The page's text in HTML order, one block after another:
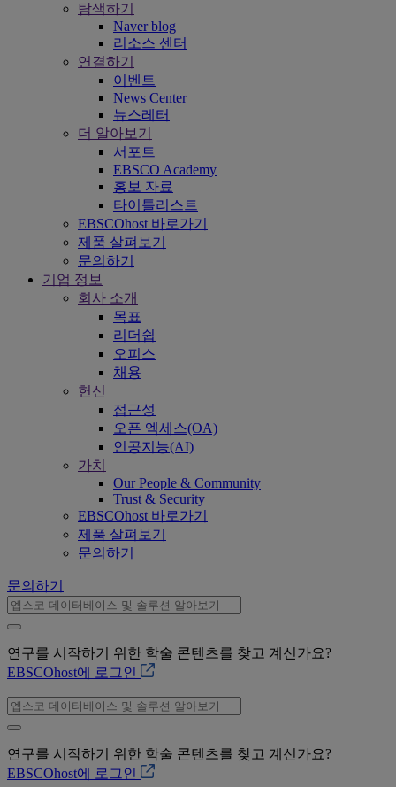
탐색하기
Naver blog
리소스 센터
연결하기
이벤트
News Center
뉴스레터
더 알아보기
서포트
EBSCO Academy
홍보 자료
타이틀리스트
EBSCOhost 바로가기
제품 살펴보기
문의하기
기업 정보
회사 소개
목표
리더쉽
오피스
채용
헌신
접근성
오픈 엑세스(OA)
인공지능(AI)
가치
Our People & Community
Trust & Security
EBSCOhost 바로가기
제품 살펴보기
문의하기
문의하기
연구를 시작하기 위한 학술 콘텐츠를 찾고 계신가요?
EBSCOhost에 로그인
연구를 시작하기 위한 학술 콘텐츠를 찾고 계신가요?
EBSCOhost에 로그인